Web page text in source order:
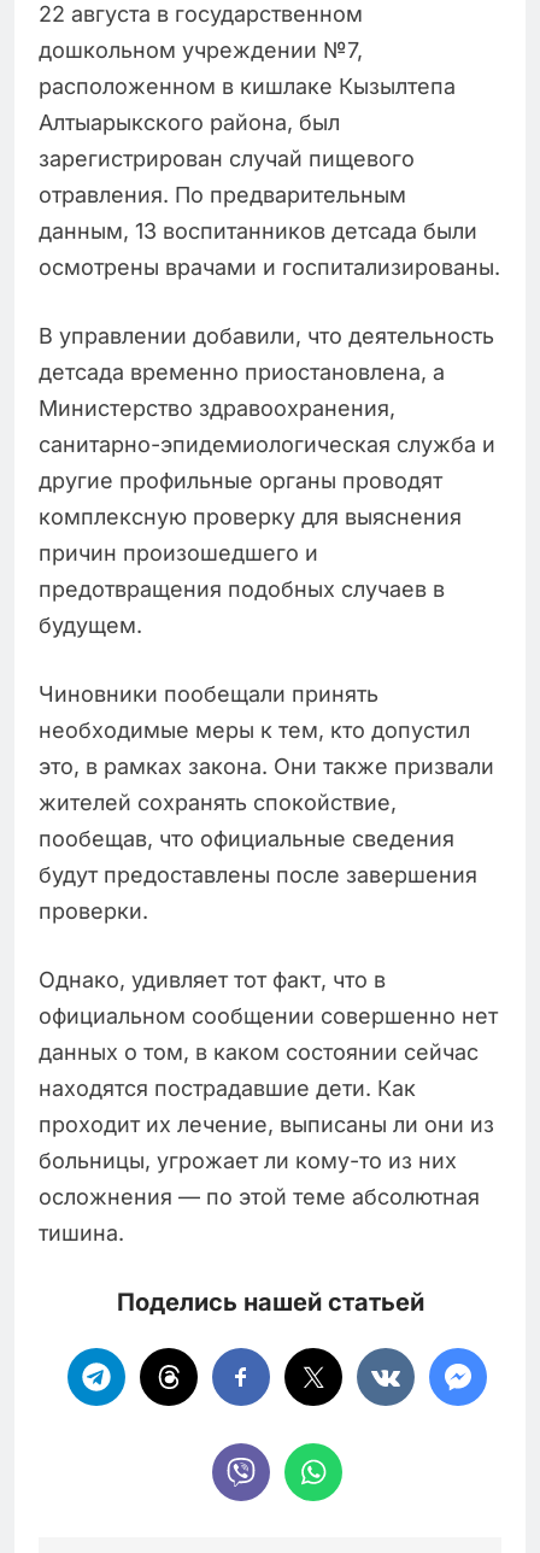
22 августа в государственном
дошкольном учреждении №7,
расположенном в кишлаке Кызылтепа
Алтыарыкского района, был
зарегистрирован случай пищевого
отравления. По предварительным
данным, 13 воспитанников детсада были
осмотрены врачами и госпитализированы.
В управлении добавили, что деятельность
детсада временно приостановлена, а
Министерство здравоохранения,
санитарно-эпидемиологическая служба и
другие профильные органы проводят
комплексную проверку для выяснения
причин произошедшего и
предотвращения подобных случаев в
будущем.
Чиновники пообещали принять
необходимые меры к тем, кто допустил
это, в рамках закона. Они также призвали
жителей сохранять спокойствие,
пообещав, что официальные сведения
будут предоставлены после завершения
проверки.
Однако, удивляет тот факт, что в
официальном сообщении совершенно нет
данных о том, в каком состоянии сейчас
находятся пострадавшие дети. Как
проходит их лечение, выписаны ли они из
больницы, угрожает ли кому-то из них
осложнения — по этой теме абсолютная
тишина.
Поделись нашей статьей